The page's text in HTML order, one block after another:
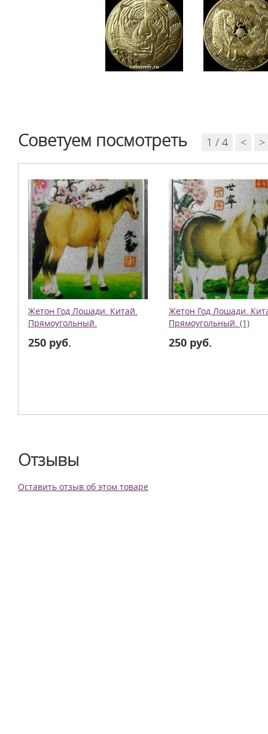
Советуем посмотреть 1 / 4 < >
Жетон Год Лошади. Китай.
Прямоугольный.
250 руб.
Жетон Год Лошади.
Прямоугольный. (1)
250 руб.
Отзывы
Оставить отзыв об этом товаре